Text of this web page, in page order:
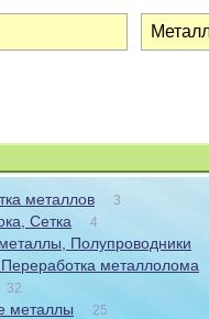
металлов 3
Сетка 4
Полупроводники
металлолома
32
металлы 25